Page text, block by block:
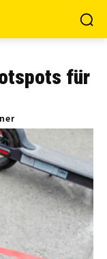
für